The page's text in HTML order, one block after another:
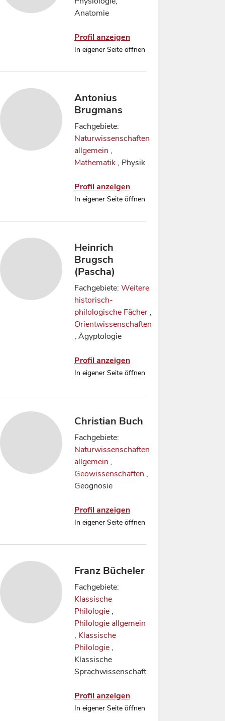
Anatomie
Profil anzeigen
In eigener Seite öffnen
Antonius
Brugmans
Fachgebiete:
Naturwissenschaften
allgemein ,
Mathematik , Physik
Profil anzeigen
In eigener Seite öffnen
Heinrich
Brugsch
(Pascha)
Fachgebiete: Weitere
historisch-
philologische Fächer ,
Orientwissenschaften
, Ägyptologie
Profil anzeigen
In eigener Seite öffnen
Christian Buch
Fachgebiete:
Naturwissenschaften
allgemein ,
Geowissenschaften ,
Geognosie
Profil anzeigen
In eigener Seite öffnen
Franz Bücheler
Fachgebiete:
Klassische
Philologie ,
Philologie allgemein
, Klassische
Philologie ,
Klassische
Sprachwissenschaft
Profil anzeigen
In eigener Seite öffnen